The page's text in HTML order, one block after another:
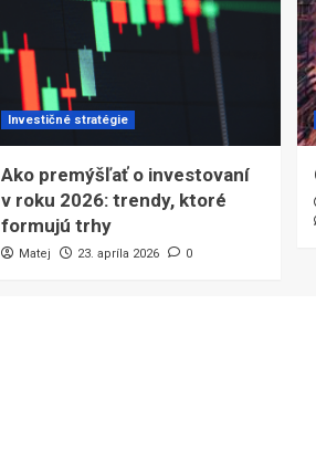
Investičné stratégie
Ako premýšľať o investovaní
v roku 2026: trendy, ktoré
formujú trhy
Matej 23. apríla 2026 0